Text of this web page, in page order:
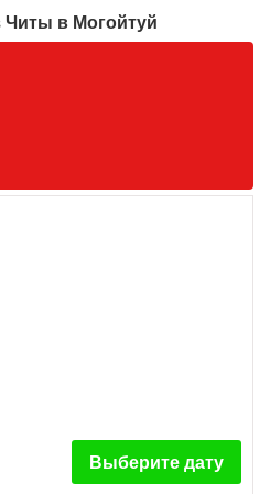
Читы в Могойтуй
Выберите дату